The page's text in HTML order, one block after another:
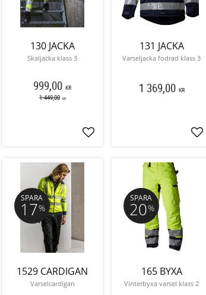
130 JACKA
Skaljacka klass 3
999,00 KR
1 449,00 KR
Lägg till i favoriter
131 JACKA
Varseljacka fodrad klass 3
1 369,00 KR
1529 CARDIGAN
Varselcardigan
SPARA
17%
165 BYXA
Vinterbyxa varsel klass 2
SPARA
20%